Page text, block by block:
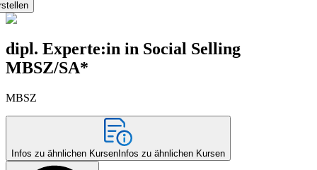
dipl. Experte:in in Social Selling
MBSZ/SA*
MBSZ
Infos zu ähnlichen Kursen Infos zu ähnlichen Kursen